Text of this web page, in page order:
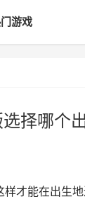
游戏
择哪个
才能在出生